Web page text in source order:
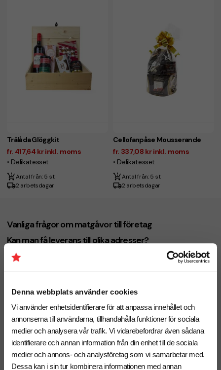
Denna webbplats använder cookies
Vi använder enhetsidentifierare för att anpassa innehållet och
annonserna till användarna, tillhandahålla funktioner för sociala
medier och analysera vår trafik. Vi vidarebefordrar även sådana
identifierare och annan information från din enhet till de sociala
medier och annons- och analysföretag som vi samarbetar med.
Dessa kan i sin tur kombinera informationen med annan
Trälåda Glöggkit
fr. 417,64 kr inkl. moms
• Delikatesset
Antal från: 5 st
2 arbetsdagar
Cellofanpåse Mousserande
fr. 337,08 kr inkl. moms
• Delikatesset
Antal från: 5 st
2 arbetsdagar
Vanliga frågor om matgåvor till företag
Kan man få leverans till olika adresser?
Ja det går utmärkt att leverera till flera olika adresser, både
Vi kan skicka leveranser av gåvor till privatpersoner om det
önskas. Detta är ett bra alternativ om en stor del av
personalen jobbar hemifrån eller inte kommer vara på plats
där gåvorna delas ut.
Kan jag skicka med ett egendesignat hälsningskort
med gåvan?